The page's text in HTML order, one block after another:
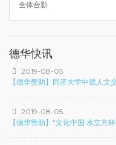
全体合影
德华快讯
2019-08-05
【德华赞助】同济大学中德人
2019-08-05
【德华赞助】“文化中国·水立方